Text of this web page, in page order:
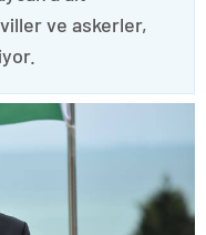
ve askerler,